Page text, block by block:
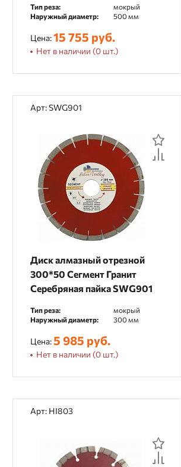
Тип реза:
мокрый
Наружный диаметр:
500 мм
Цена:15 755 руб.
Нет в наличии (0 шт.)
Арт: SWG901
Диск алмазный отрезной
300*50 Сегмент Гранит
Серебряная пайка SWG901
Тип реза:
мокрый
Наружный диаметр:
300 мм
Цена:5 985 руб.
Нет в наличии (0 шт.)
Арт: HI803